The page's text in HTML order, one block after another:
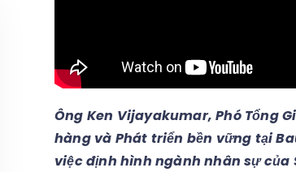
Ông Ken Vijayakumar, Phó Tổng
hàng và Phát triển bền vững tại
việc định hình ngành nhân sự